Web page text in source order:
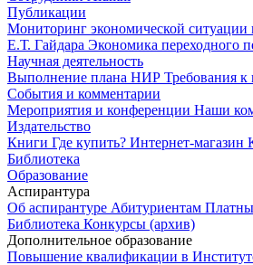
Публикации
Мониторинг экономической ситуации
Е.Т. Гайдара Экономика переходного
Научная деятельность
Выполнение плана НИР Требования
События и комментарии
Мероприятия и конференции Наши
Издательство
Книги Где купить? Интернет-магазин
Библиотека
Образование
Аспирантура
Об аспирантуре Абитуриентам
Библиотека Конкурсы (архив)
Дополнительное образование
Повышение квалификации в